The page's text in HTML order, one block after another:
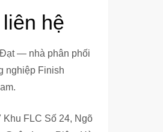
hệ
— nhà phân phối
nghiệp Finish
FLC Số 24, Ngõ